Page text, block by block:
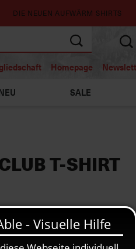
DIE NEUEN AUFWÄRM SHIRTS
Homepage
SALE
T-SHIRT